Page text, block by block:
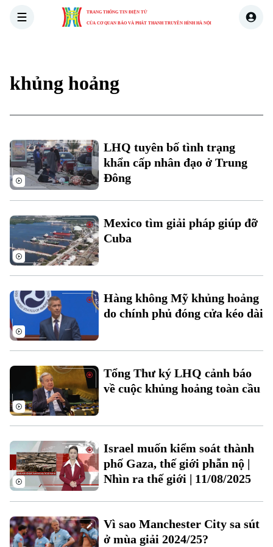
TRANG THÔNG TIN ĐIỆN TỬ
CỦA CƠ QUAN BÁO VÀ PHÁT THANH TRUYỀN HÌNH HÀ NỘI
Xu hướng
Chuyên mục
khủng hoảng
LHQ tuyên bố tình trạng
khẩn cấp nhân đạo ở Trung
Đông
Mexico tìm giải pháp giúp đỡ
Cuba
Hàng không Mỹ khủng hoảng
do chính phủ đóng cửa kéo dài
Tổng Thư ký LHQ cảnh báo
về cuộc khủng hoảng toàn cầu
Israel muốn kiểm soát thành
phố Gaza, thế giới phẫn nộ |
Nhìn ra thế giới | 11/08/2025
Vì sao Manchester City sa sút
ở mùa giải 2024/25?